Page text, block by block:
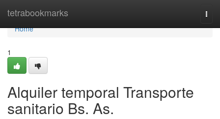
tetrabookmarks
Home
Home
1
Alquiler temporal Transporte
sanitario Bs. As.